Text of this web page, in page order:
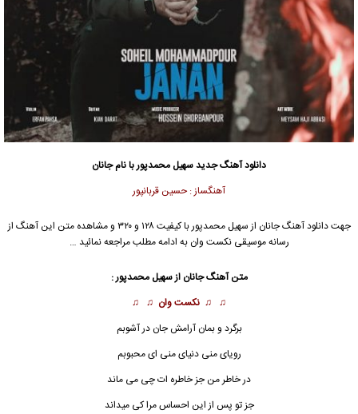
دانلود آهنگ جدیدسهیل محمدپور با نام جانان
آهنگساز : حسین قربانپور
جهت دانلود آهنگ جانان از سهیل محمدپور با کیفیت ۱۲۸ و ۳۲۰ و مشاهده متن این آهنگ از
رسانه موسیقی نکست وان به ادامه مطلب مراجعه نمائید …
متن آهنگجانان از سهیل محمدپور :
♫ ♫ نکست وان ♫ ♫
برگرد و بمان آرامش جان در آشوبم
رویای منی دنیای منی ای محبوبم
در خاطر من جز خاطره ات چی می ماند
جز تو پس از این احساس مرا کی میداند